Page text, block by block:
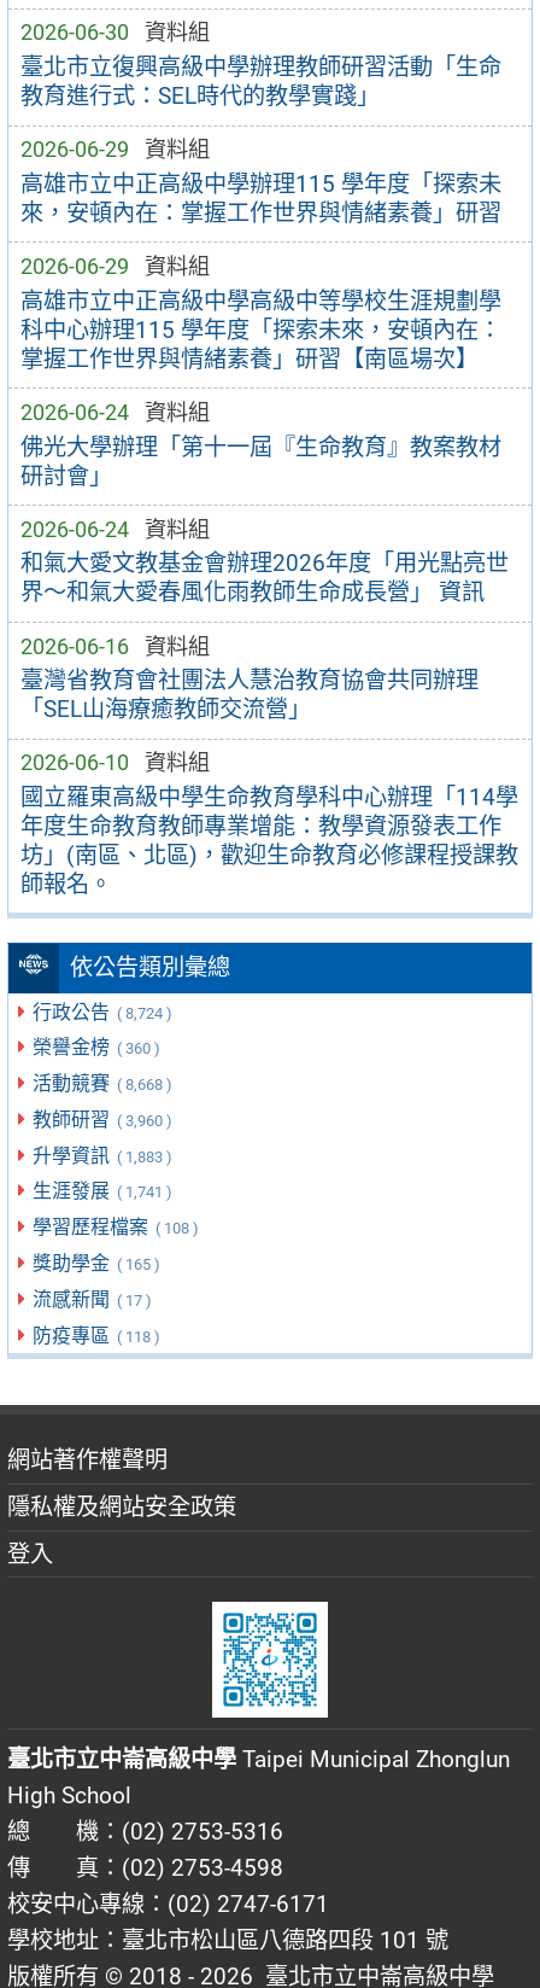
2026-06-30 資料組
臺北市立復興高級中學辦理教師研習活動「生命
教育進行式：SEL時代的教學實踐」
2026-06-29 資料組
高雄市立中正高級中學辦理115 學年度「探索未
來，安頓內在：掌握工作世界與情緒素養」研習
2026-06-29 資料組
高雄市立中正高級中學高級中等學校生涯規劃學
科中心辦理115 學年度「探索未來，安頓內在：
掌握工作世界與情緒素養」研習【南區場次】
2026-06-24 資料組
佛光大學辦理「第十一屆『生命教育』教案教材
研討會」
2026-06-24 資料組
和氣大愛文教基金會辦理2026年度「用光點亮世
界～和氣大愛春風化雨教師生命成長營」 資訊
2026-06-16 資料組
臺灣省教育會社團法人慧治教育協會共同辦理
「SEL山海療癒教師交流營」
2026-06-10 資料組
國立羅東高級中學生命教育學科中心辦理「114學
年度生命教育教師專業增能：教學資源發表工作
坊」(南區、北區)，歡迎生命教育必修課程授課教
師報名。
依公告類別彙總
行政公告 ( 8,724 )
榮譽金榜 ( 360 )
活動競賽 ( 8,668 )
教師研習 ( 3,960 )
升學資訊 ( 1,883 )
生涯發展 ( 1,741 )
學習歷程檔案 ( 108 )
獎助學金 ( 165 )
流感新聞 ( 17 )
防疫專區 ( 118 )
網站著作權聲明
隱私權及網站安全政策
登入
臺北市立中崙高級中學 Taipei Municipal Zhonglun
High School
總 機：(02) 2753-5316
傳 真：(02) 2753-4598
校安中心專線：(02) 2747-6171
學校地址：臺北市松山區八德路四段 101 號
版權所有 © 2018 - 2026 臺北市立中崙高級中學